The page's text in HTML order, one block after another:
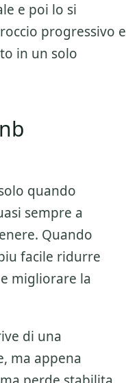
e poi lo si
progressivo e
in un solo
quando
sempre a
Quando
facile ridurre
migliorare la
di una
ma appena